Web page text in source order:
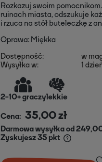
Rozkazuj swoim
ruinach miasta, odszukuje
i rzuca na stół buteleczkę z
Oprawa: Miękka
Dostępność:
w
Wysyłka w:
1
2-10+graczylekkie
Cena: 35,00 zł
Darmowa wysyłka od
Zyskujesz35pkt